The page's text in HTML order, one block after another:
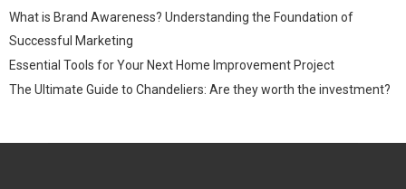
What is Brand Awareness? Understanding the Foundation of
Successful Marketing
Essential Tools for Your Next Home Improvement Project
The Ultimate Guide to Chandeliers: Are they worth the investment?